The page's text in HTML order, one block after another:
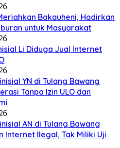
Bakauheni, Hadirkan
untuk Masyarakat
Li Diduga Jual Internet
YN di Tulang Bawang
Tanpa Izin ULO dan
AN di Tulang Bawang
Internet Ilegal, Tak Miliki Uji